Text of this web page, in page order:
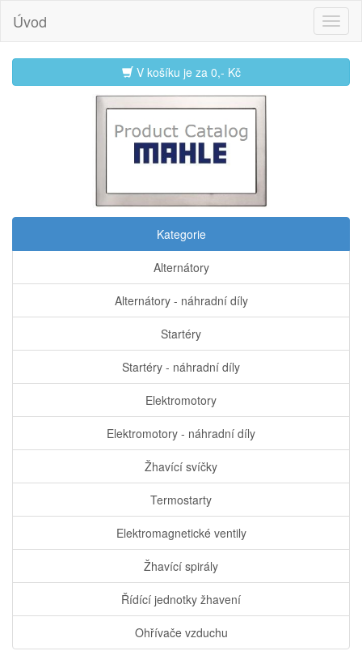
Úvod
V košíku je za 0,- Kč
Kategorie
Alternátory
Alternátory - náhradní díly
Startéry
Startéry - náhradní díly
Elektromotory
Elektromotory - náhradní díly
Žhavící svíčky
Termostarty
Elektromagnetické ventily
Žhavící spirály
Řídící jednotky žhavení
Ohřívače vzduchu